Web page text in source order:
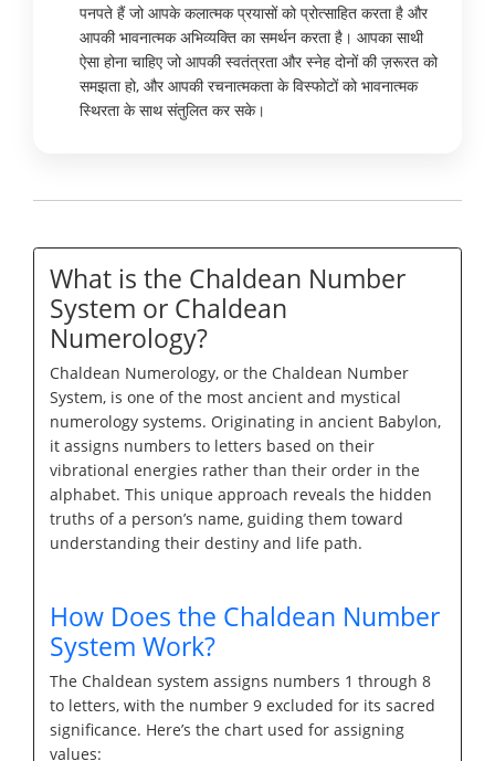
पनपते हैं जो आपके कलात्मक प्रयासों को प्रोत्साहित करता है और
आपकी भावनात्मक अभिव्यक्ति का समर्थन करता है। आपका साथी
ऐसा होना चाहिए जो आपकी स्वतंत्रता और स्नेह दोनों की ज़रूरत को
समझता हो, और आपकी रचनात्मकता के विस्फोटों को भावनात्मक
स्थिरता के साथ संतुलित कर सके।
What is the Chaldean Number
System or Chaldean
Numerology?
Chaldean Numerology, or the Chaldean Number
System, is one of the most ancient and mystical
numerology systems. Originating in ancient Babylon,
it assigns numbers to letters based on their
vibrational energies rather than their order in the
alphabet. This unique approach reveals the hidden
truths of a person’s name, guiding them toward
understanding their destiny and life path.
How Does the Chaldean Number
System Work?
The Chaldean system assigns numbers 1 through 8
to letters, with the number 9 excluded for its sacred
significance. Here’s the chart used for assigning
values: